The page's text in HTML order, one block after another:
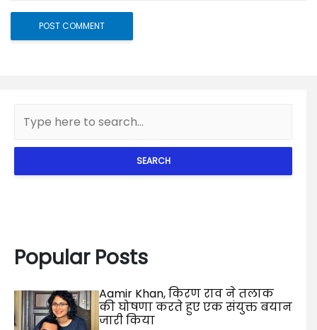
SEARCH
Popular Posts
Aamir Khan, किरण राव ने तलाक
की घोषणा करते हुए एक संयुक्त बयान
जारी किया